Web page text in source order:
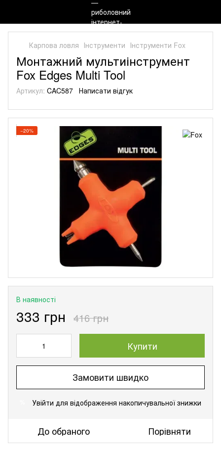
Карпова ловля Інструменти Інструменти Fox
Монтажний мультиінструмент
Fox Edges Multi Tool
Артикул: CAC587 Написати відгук
−20%
В наявності
333 грн 416 грн
Купити
Замовити швидко
Увійти для відображення накопичувальної знижки
До обраного Порівняти